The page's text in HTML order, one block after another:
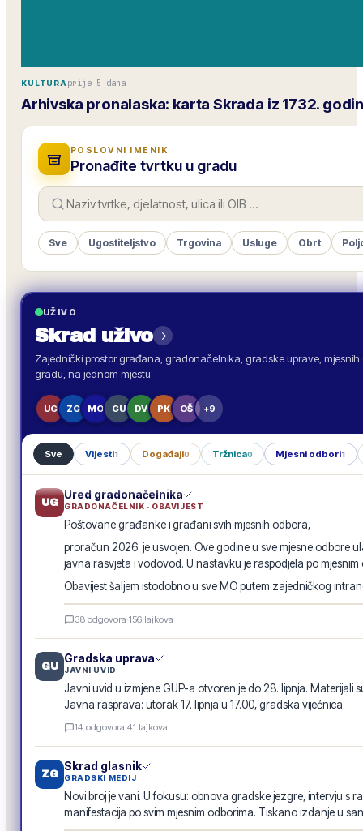
KULTURA prije 5 dana
Arhivska pronalaska: karta Skrada iz 1732.
POSLOVNI IMENIK
Pronađite tvrtku u gradu
Sve Ugostiteljstvo Trgovina Usluge Obrt
UŽIVO
Skrad uživo
Zajednički prostor građana, gradonačelnika, gradske uprave,
gradu, na jednom mjestu.
UG ZG MO GU DV PK OŠ +9
Sve Vijesti1 Događaji0 Tržnica0 Mjesni odbori1
UG
Ured gradonačelnika
GRADONAČELNIK · OBAVIJEST
Poštovane građanke i građani svih mjesnih odbora,
proračun 2026. je usvojen. Ove godine u sve mjesne odbore
javna rasvjeta i vodovod. U nastavku je raspodjela po mjesnim
Obavijest šaljem istodobno u sve MO putem zajedničkog
GRADSKA OBAVIJEST
Raspodjela investicija 2026. · po mjesnim odborima
38 odgovora·156 lajkova
GU
Gradska uprava
JAVNI UVID
Javni uvid u izmjene GUP-a otvoren je do 28. lipnja. Materijali
Javna rasprava: utorak 17. lipnja u 17.00, gradska vijećnica.
14 odgovora·41 lajkova
ZG
Skrad glasnik
GRADSKI MEDIJ
Novi broj je vani. U fokusu: obnova gradske jezgre, intervju s
manifestacija po svim mjesnim odborima. Tiskano izdanje u
Skrad glasnik · lipanj 2026.